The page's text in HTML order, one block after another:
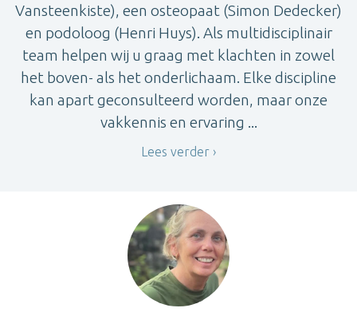
Vansteenkiste), een osteopaat (Simon Dedecker)
en podoloog (Henri Huys). Als multidisciplinair
team helpen wij u graag met klachten in zowel
het boven- als het onderlichaam. Elke discipline
kan apart geconsulteerd worden, maar onze
vakkennis en ervaring ...
Lees verder